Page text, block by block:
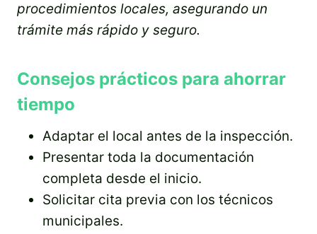
procedimientos locales, asegurando un
trámite más rápido y seguro.
Consejos prácticos para ahorrar
tiempo
Adaptar el local antes de la inspección.
Presentar toda la documentación
completa desde el inicio.
Solicitar cita previa con los técnicos
municipales.